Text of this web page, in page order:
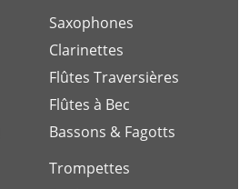
Saxophones
Clarinettes
Flûtes Traversières
Flûtes à Bec
Bassons & Fagotts
Trompettes